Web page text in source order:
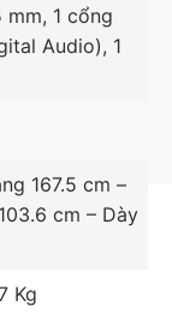
rạp hát.
mm, 1 cổng
Audio), 1
167.5 cm –
cm – Dày
Kg